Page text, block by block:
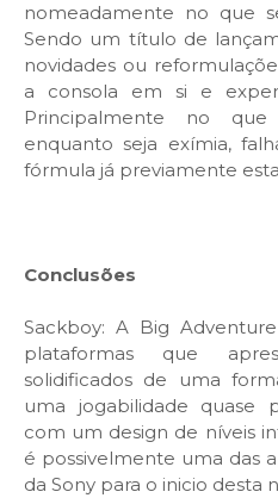
nomeadamente no que
Sendo um título de
novidades ou
a consola em si e
Principalmente no
enquanto seja exímia,
fórmula já previamente
Conclusões
Sackboy: A Big
plataformas que
solidificados de uma
uma jogabilidade quase
com um design de níveis
é possivelmente uma das
da Sony para o inicio desta